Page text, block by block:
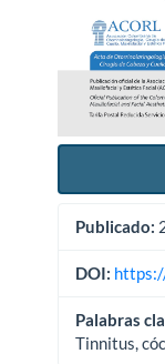
Publicado:
DOI:
Palabras
Tinnitus,